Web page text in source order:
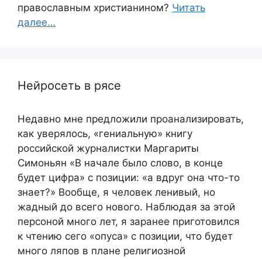
православным христианином? Читать
далее…
Нейросеть в рясе
Недавно мне предложили проанализировать,
как уверялось, «гениальную» книгу
российской журналистки Маргариты
Симоньян «В начале было слово, в конце
будет цифра» с позиции: «а вдруг она что-то
знает?» Вообще, я человек ленивый, но
жадный до всего нового. Наблюдая за этой
персоной много лет, я заранее приготовился
к чтению сего «опуса» с позиции, что будет
много ляпов в плане религиозной